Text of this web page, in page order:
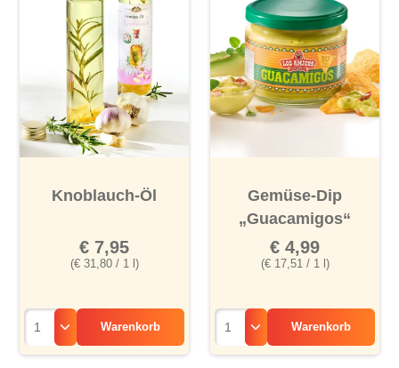
Knoblauch-Öl
(€ 31,80 / 1 l)
€ 7,95
Warenkorb
Gemüse-Dip
„Guacamigos“
(€ 17,51 / 1 l)
€ 4,99
Warenkorb